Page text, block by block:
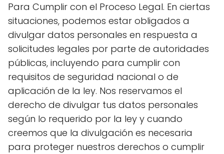
Para Cumplir con el Proceso Legal. En ciertas
situaciones, podemos estar obligados a
divulgar datos personales en respuesta a
solicitudes legales por parte de autoridades
públicas, incluyendo para cumplir con
requisitos de seguridad nacional o de
aplicación de la ley. Nos reservamos el
derecho de divulgar tus datos personales
según lo requerido por la ley y cuando
creemos que la divulgación es necesaria
para proteger nuestros derechos o cumplir